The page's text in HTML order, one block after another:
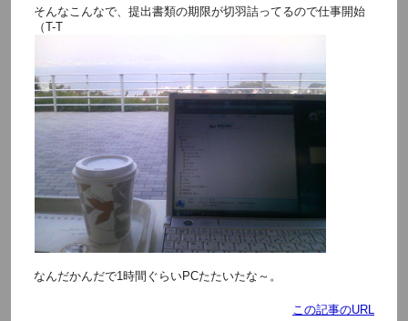
そんなこんなで、提出書類の期限が切羽詰ってるので仕事開始
（T-T
なんだかんだで1時間ぐらいPCたたいたな～。
この記事のURL